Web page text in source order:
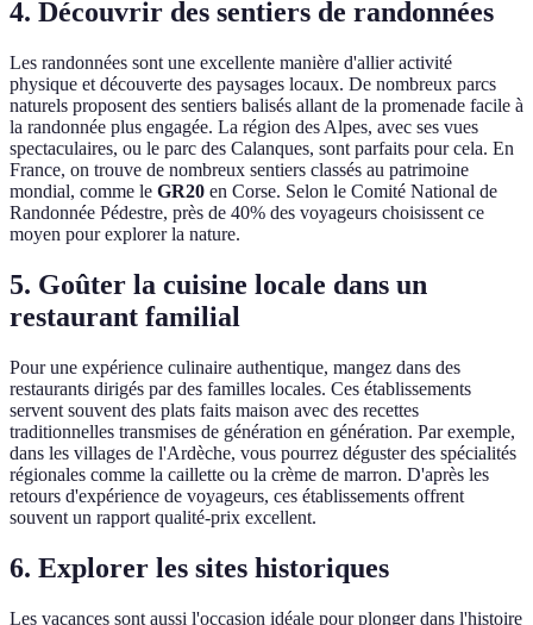
4. Découvrir des sentiers de randonnées
Les randonnées sont une excellente manière d'allier activité
physique et découverte des paysages locaux. De nombreux parcs
naturels proposent des sentiers balisés allant de la promenade facile à
la randonnée plus engagée. La région des Alpes, avec ses vues
spectaculaires, ou le parc des Calanques, sont parfaits pour cela. En
France, on trouve de nombreux sentiers classés au patrimoine
mondial, comme le GR20 en Corse. Selon le Comité National de
Randonnée Pédestre, près de 40% des voyageurs choisissent ce
moyen pour explorer la nature.
5. Goûter la cuisine locale dans un
restaurant familial
Pour une expérience culinaire authentique, mangez dans des
restaurants dirigés par des familles locales. Ces établissements
servent souvent des plats faits maison avec des recettes
traditionnelles transmises de génération en génération. Par exemple,
dans les villages de l'Ardèche, vous pourrez déguster des spécialités
régionales comme la caillette ou la crème de marron. D'après les
retours d'expérience de voyageurs, ces établissements offrent
souvent un rapport qualité-prix excellent.
6. Explorer les sites historiques
Les vacances sont aussi l'occasion idéale pour plonger dans l'histoire